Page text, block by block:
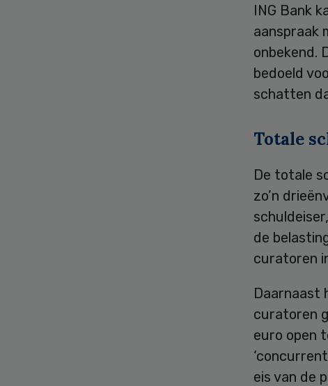
ING Bank
aanspraak
onbekend.
bedoeld
schatten
Totale
De totale
zo’n
de
curatoren
Daarnaast
curatoren
euro open
eis van de